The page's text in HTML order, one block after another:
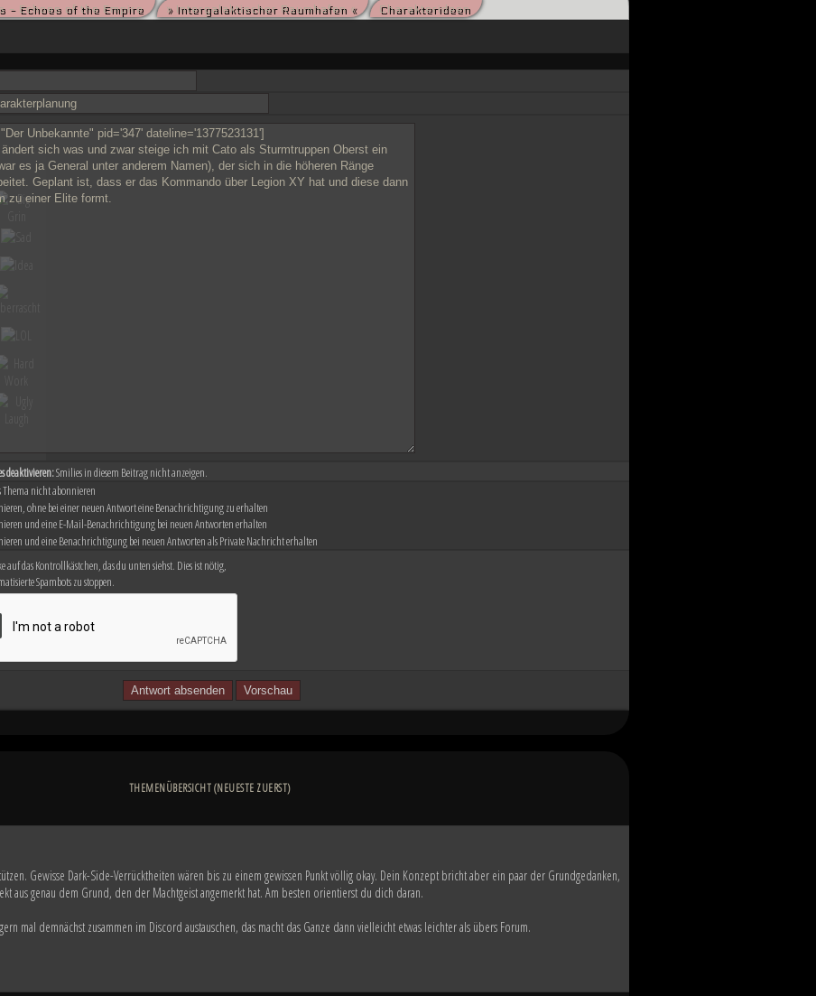
kriegsmüden Bürger der Galaxis nach der Schlacht von Endor noch den Frieden herbeisehnten, scheint das Ende des Kampfes
die Vorherrschaft in der Galaxis wird erst noch fallen und niemand vermag auch nur zu erahnen, wie die Zukunft von Millionen
- Echoes of the Empire » Intergalaktischer Raumhafen « Charakterideen
deaktivieren:Smilies in diesem Beitrag nicht anzeigen.
Thema nicht abonnieren
ohne bei einer neuen Antwort eine Benachrichtigung zu erhalten
und eine E-Mail-Benachrichtigung bei neuen Antworten erhalten
und eine Benachrichtigung bei neuen Antworten als Private Nachricht erhalten
auf das Kontrollkästchen, das du unten siehst. Dies ist nötig,
Spambots zu stoppen.
THEMENÜBERSICHT (NEUESTE ZUERST)
Gewisse Dark-Side-Verrücktheiten wären bis zu einem gewissen Punkt völlig okay. Dein Konzept bricht aber ein paar der Grundgedanken,
aus genau dem Grund, den der Machtgeist angemerkt hat. Am besten orientierst du dich daran.
mal demnächst zusammen im Discord austauschen, das macht das Ganze dann vielleicht etwas leichter als übers Forum.